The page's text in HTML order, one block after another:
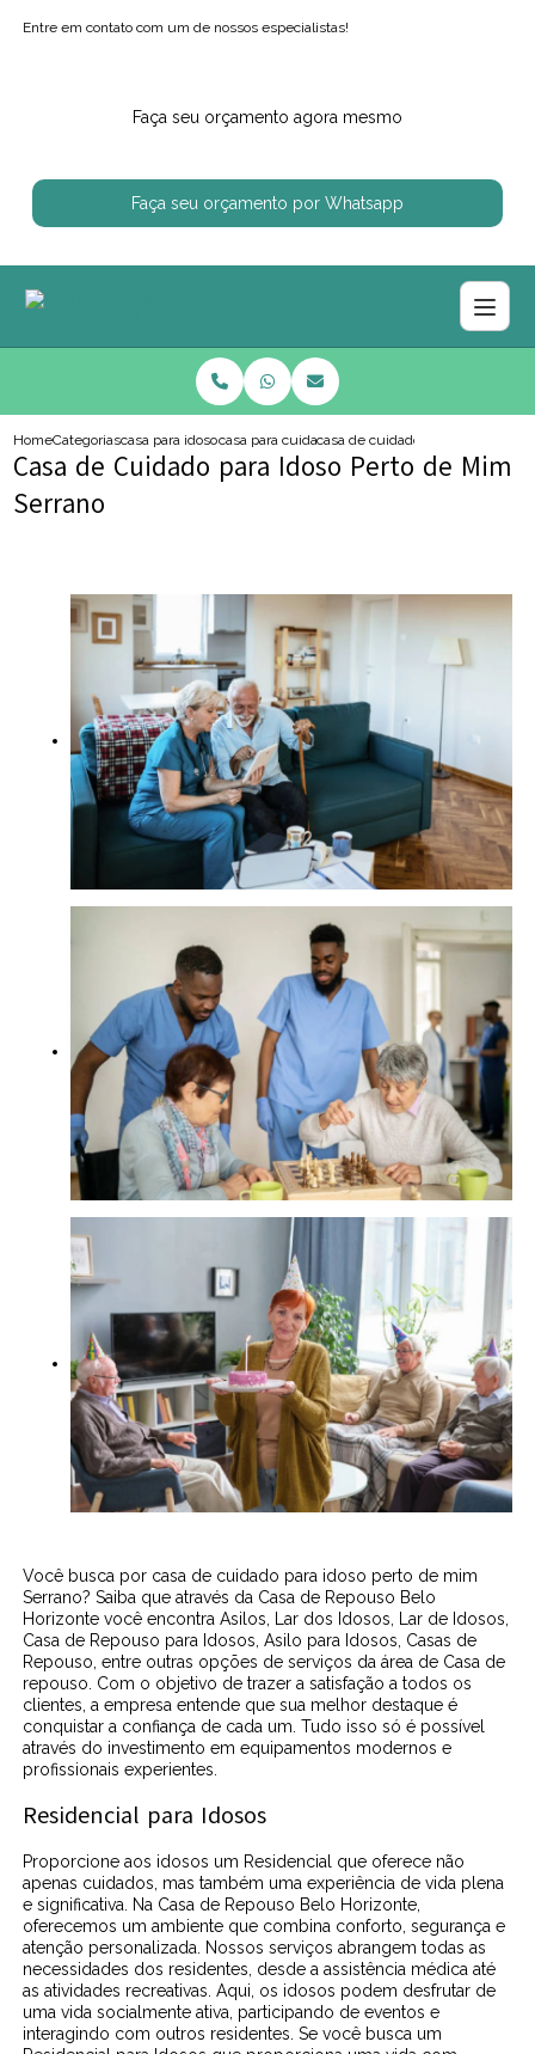
Entre em contato com um de nossos especialistas!
Faça seu orçamento agora mesmo
Faça seu orçamento por Whatsapp
HomeCategoriascasa para idososcasa para cuidar de idosocasa de cuidado para idoso perto
Casa de Cuidado para Idoso Perto de Mim
Serrano
Você busca por casa de cuidado para idoso perto de mim
Serrano? Saiba que através da Casa de Repouso Belo
Horizonte você encontra Asilos, Lar dos Idosos, Lar de Idosos,
Casa de Repouso para Idosos, Asilo para Idosos, Casas de
Repouso, entre outras opções de serviços da área de Casa de
repouso. Com o objetivo de trazer a satisfação a todos os
clientes, a empresa entende que sua melhor destaque é
conquistar a confiança de cada um. Tudo isso só é possível
através do investimento em equipamentos modernos e
profissionais experientes.
Residencial para Idosos
Proporcione aos idosos um Residencial que oferece não
apenas cuidados, mas também uma experiência de vida plena
e significativa. Na Casa de Repouso Belo Horizonte,
oferecemos um ambiente que combina conforto, segurança e
atenção personalizada. Nossos serviços abrangem todas as
necessidades dos residentes, desde a assistência médica até
as atividades recreativas. Aqui, os idosos podem desfrutar de
uma vida socialmente ativa, participando de eventos e
interagindo com outros residentes. Se você busca um